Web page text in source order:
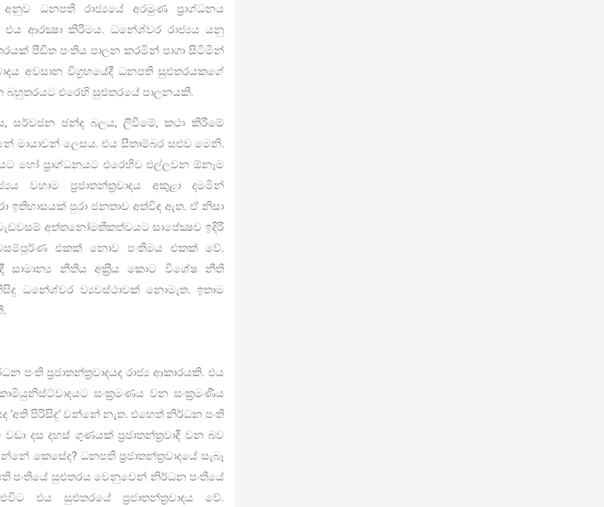
ධනපති රාජ්‍යයේ අරමුණ ප‍්‍රාග්ධනය
එය ආරක්‍ෂා කිරීමය. ධනේශ්වර රාජ්‍යය යනු
පීඩිත පංතිය පාලන කරමින් පාගා සිටිමින්
අවසාන විග‍්‍රහයේදී ධනපති සුළුතරයකගේ
එරෙහි සුළුතරයේ පාලනයකි.
සර්වජන ඡන්ද බලය, ලිවීමේ, කථා කිරීමේ
මායාවන් ලෙසය. එය සීතාම්බර සළුව මෙනි.
හෝ ප‍්‍රාග්ධනයට එරෙහිව එල්ලවන ඕනෑම
වහාම ප‍්‍රජාතන්ත‍්‍රවාදය අකුළා දමමින්
ඉතිහාසයක් පුරා ජනතාව අත්විඳ ඇත. ඒ නිසා
වැඩවසම් අත්තනෝමතිකත්වයට සාපේක්‍ෂව ඉදිරි
එකක් නොව පංතිමය එකක් වේ.
සාමාන්‍ය නීතිය අක‍්‍රීය කොට විශේෂ නීති
ධනේශ්වර ව්‍යවස්ථාවක් නොමැත. ඉතාම
ප‍්‍රජාතන්ත‍්‍රවාදයද රාජ්‍ය ආකාරයකි. එය
සංක‍්‍රමණය වන සංක‍්‍රමණීය
‘අති පිරිසිදු’ වන්නේ නැත. එහෙත් නිර්ධන පංති
වඩා දස දහස් ගුණයක් ප‍්‍රජාතන්ත‍්‍රවාදී වන බව
කෙසේද? ධනපති ප‍්‍රජාතන්ත‍්‍රවාදයේ සැබෑ
පංතියේ සුළුතරය වෙනුවෙන් නිර්ධන පංතියේ
එය සුළුතරයේ ප‍්‍රජාතන්ත‍්‍රවාදය වේ.